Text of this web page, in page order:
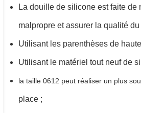
La douille de silicone est faite de
malpropre et assurer la qualité
Utilisant les parenthèses de
Utilisant le matériel tout neuf de
la taille 0612 peut réaliser un plus
place ;